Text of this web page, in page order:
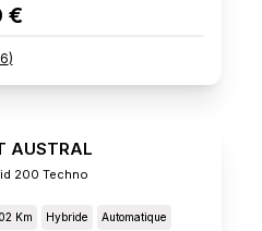
€
)
AUSTRAL
200 Techno
Km Hybride Automatique